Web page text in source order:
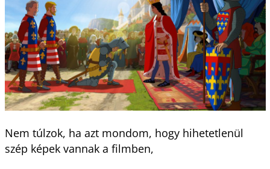
Nem túlzok, ha azt mondom, hogy hihetetlenül
szép képek vannak a filmben,